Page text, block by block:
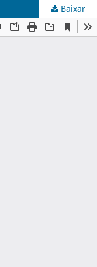
Baixar